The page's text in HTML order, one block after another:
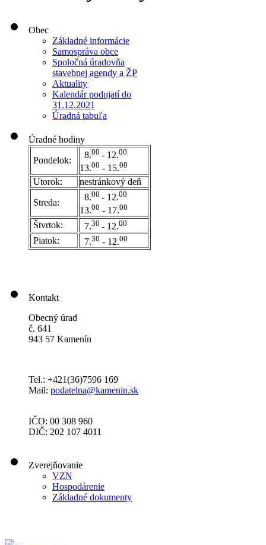
Obec
Základné informácie
Samospráva obce
Spoločná úradovňa
stavebnej agendy a ŽP
Aktuality
Kalendár podujatí do
31.12.2021
Úradná tabuľa
Úradné hodiny
Pondelok:
8.00 - 12.00
13.00 - 15.00
Utorok: nestránkový deň
Streda:
8.00 - 12.00
13.00 - 17.00
Štvrtok: 7.30 - 12.00
Piatok: 7.30 - 12.00
Kontakt
Obecný úrad
č. 641
943 57 Kamenín
Tel.: +421(36)7596 169
Mail: podatelna@kamenin.sk
IČO: 00 308 960
DIČ: 202 107 4011
Zverejňovanie
VZN
Hospodárenie
Základné dokumenty